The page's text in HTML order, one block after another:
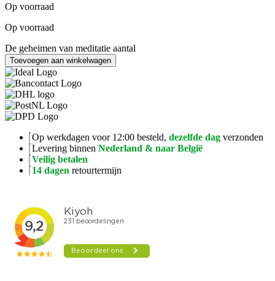
Op voorraad
Op voorraad
De geheimen van meditatie aantal
Toevoegen aan winkelwagen
Op werkdagen voor 12:00 besteld, dezelfde dag verzonden
Levering binnen Nederland & naar België
Veilig betalen
14 dagen retourtermijn